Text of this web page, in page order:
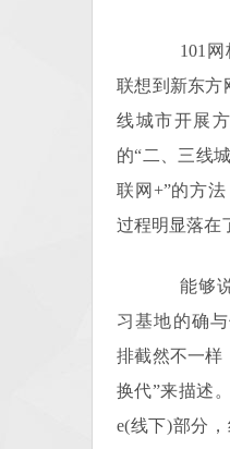
101网
联想到新东方
线城市开展
的“二、三线
联网+”的方
过程明显落在
能够说
习基地的确
排截然不一样
换代”来描述
e(线下)部分